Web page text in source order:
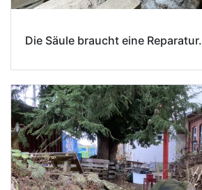
Die Säule braucht eine Reparatur.